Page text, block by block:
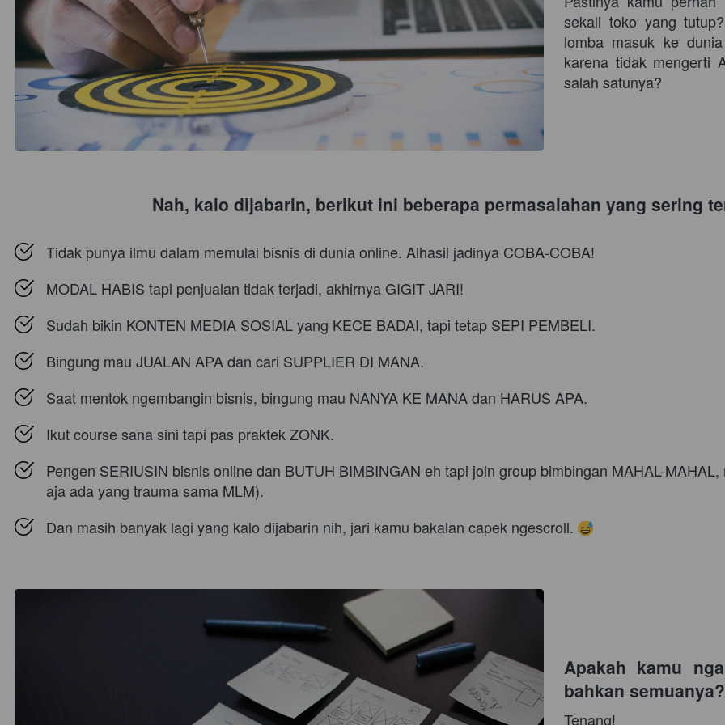
sekali toko yang
lomba masuk ke
karena tidak mengerti
salah satunya?
Nah, kalo dijabarin, berikut ini beberapa permasalahan yang sering
Tidak punya ilmu dalam memulai bisnis di dunia online. Alhasil jadinya COBA-COBA!
MODAL HABIS tapi penjualan tidak terjadi, akhirnya GIGIT JARI!
Sudah bikin KONTEN MEDIA SOSIAL yang KECE BADAI, tapi tetap SEPI PEMBELI.
Bingung mau JUALAN APA dan cari SUPPLIER DI MANA.
Saat mentok ngembangin bisnis, bingung mau NANYA KE MANA dan HARUS APA.
Ikut course sana sini tapi pas praktek ZONK.
Pengen SERIUSIN bisnis online dan BUTUH BIMBINGAN eh tapi join group bimbingan MAHAL-
aja ada yang trauma sama MLM).
Dan masih banyak lagi yang kalo dijabarin nih, jari kamu bakalan capek ngescroll.
Apakah kamu
bahkan semuanya?
Tenang!